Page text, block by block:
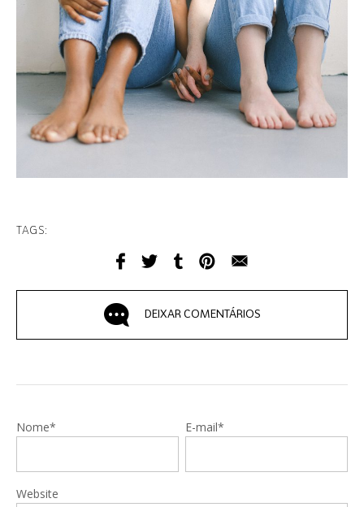
TAGS:
DEIXAR COMENTÁRIOS
Nome* E-mail*
Website